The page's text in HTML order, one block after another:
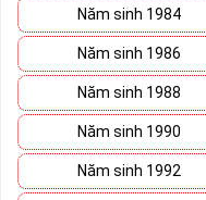
Năm sinh 1984
Năm sinh 1986
Năm sinh 1988
Năm sinh 1990
Năm sinh 1992